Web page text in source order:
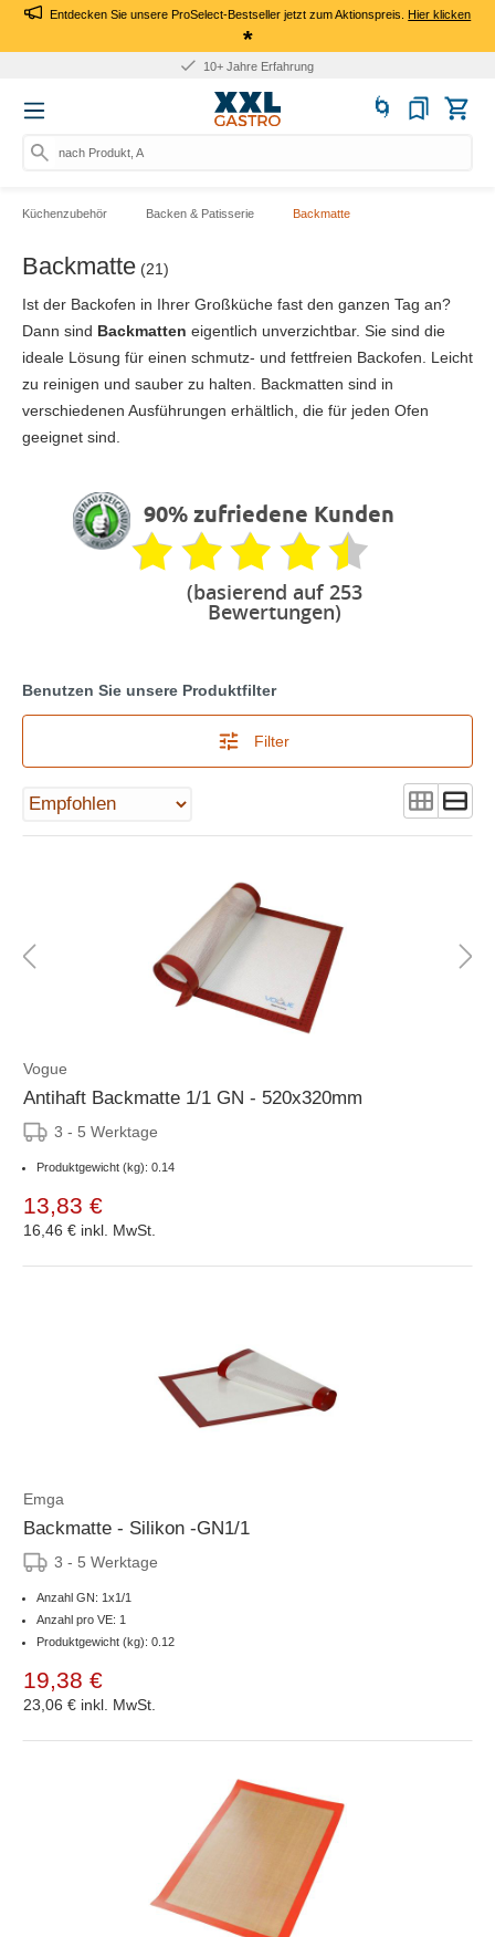
Entdecken Sie unsere ProSelect-Bestseller jetzt zum Aktionspreis.Hier klicken
*
10+ Jahre Erfahrung
nach Produkt, Art.-Nr
Küchenzubehör Backen & Patisserie Backmatte
Backmatte (21)
Ist der Backofen in Ihrer Großküche fast den ganzen Tag an?
Dann sind Backmatten eigentlich unverzichtbar. Sie sind die
ideale Lösung für einen schmutz- und fettfreien Backofen. Leicht
zu reinigen und sauber zu halten. Backmatten sind in
verschiedenen Ausführungen erhältlich, die für jeden Ofen
geeignet sind.
90% zufriedene Kunden
(basierend auf 253
Bewertungen)
Benutzen Sie unsere Produktfilter
Filter
Vogue
Antihaft Backmatte 1/1 GN - 520x320mm
3 - 5 Werktage
Produktgewicht (kg): 0.14
13,83 €
16,46 € inkl. MwSt.
Emga
Backmatte - Silikon -GN1/1
3 - 5 Werktage
Anzahl GN: 1x1/1
Anzahl pro VE: 1
Produktgewicht (kg): 0.12
19,38 €
23,06 € inkl. MwSt.